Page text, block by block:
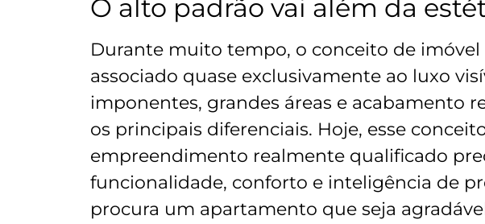
O alto padrão vai além da
Durante muito tempo, o conceito de imóvel
associado quase exclusivamente ao luxo
imponentes, grandes áreas e acabamento
os principais diferenciais. Hoje, esse
empreendimento realmente qualificado
funcionalidade, conforto e inteligência de
procura um apartamento que seja